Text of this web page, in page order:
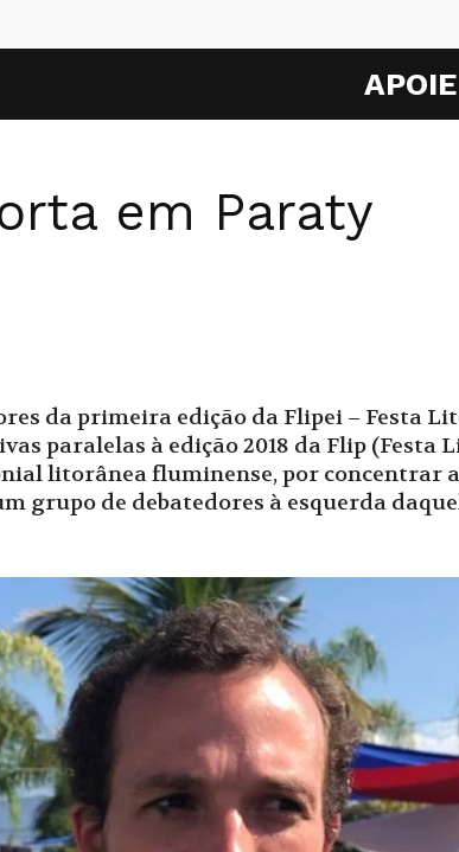
APOIE
em Paraty
da primeira edição da Flipei – Festa
paralelas à edição 2018 da Flip
litorânea fluminense, por concentrar
grupo de debatedores à esquerda